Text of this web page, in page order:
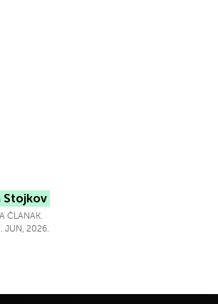
Stojkov
ČLANAK.
JUN, 2026.